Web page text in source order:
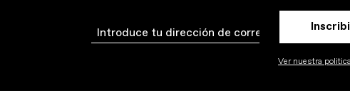
Email
Ver nuestra